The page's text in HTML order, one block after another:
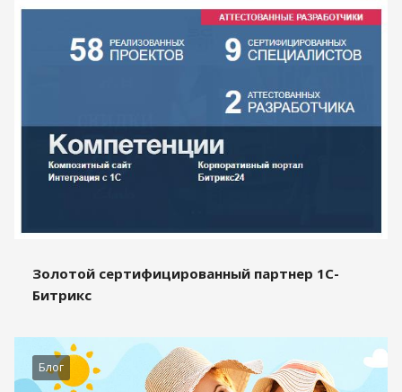
Золотой сертифицированный партнер 1С-
Битрикс
Блог